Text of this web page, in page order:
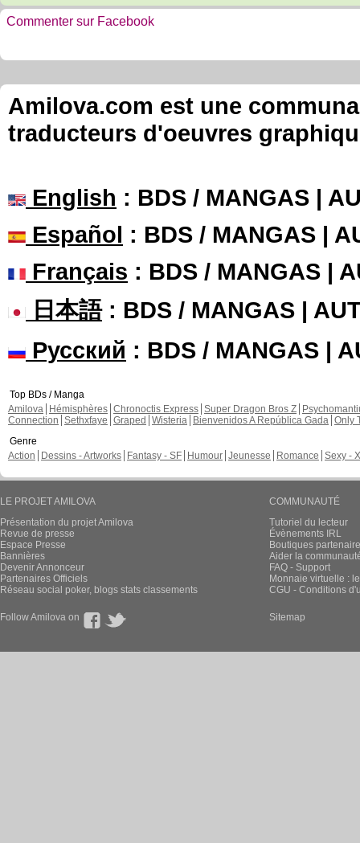
Commenter sur Facebook
Amilova.com est une
traducteurs d'oeuvres
English : BDS / MANGAS |
Español : BDS / MANGAS |
Français : BDS / MANGAS |
日本語: BDS / MANGAS |
Русский : BDS / MANGAS |
Top BDs / Manga
Amilova
Hémisphères Chronoctis Express Super Dragon Bros Z
Connection Sethxfaye Graped Wisteria Bienvenidos A República Gada Only
Genre
Action
Dessins - Artworks Fantasy - SF Humour Jeunesse Romance Sexy -
LE PROJET AMILOVA
Présentation du projet Amilova
Revue de presse
Espace Presse
Bannières
Devenir Annonceur
Partenaires Officiels
Réseau social poker, blogs stats classements
COMMUNAUTÉ
Tutoriel du lecteur
Évènements IRL
Boutiques
Aider la
FAQ - Support
Monnaie virtuelle :
CGU - Conditions
Follow Amilova on Sitemap